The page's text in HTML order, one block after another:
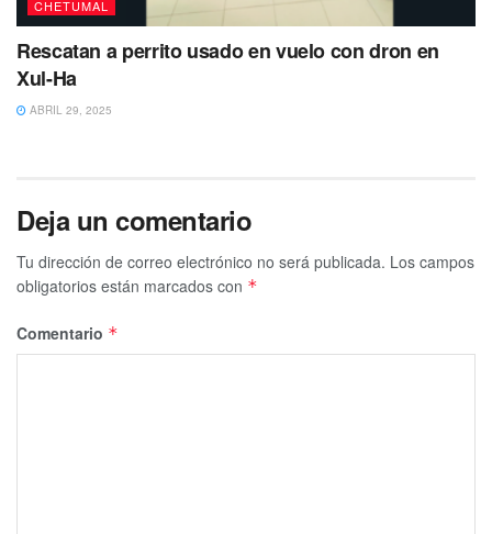
CHETUMAL
Rescatan a perrito usado en vuelo con dron en
Xul-Ha
ABRIL 29, 2025
Deja un comentario
Tu dirección de correo electrónico no será publicada. Los campos
obligatorios están marcados con *
Comentario *